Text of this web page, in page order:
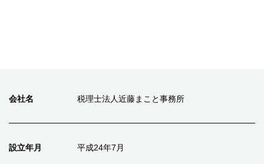
会社名 税理士法人近藤まこと事務所
設立年月 平成24年7月